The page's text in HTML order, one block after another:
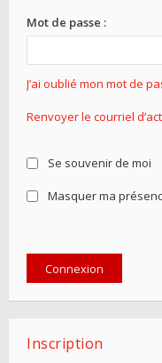
Mot de passe :
J’ai oublié mon mot de
Renvoyer le courriel
Se souvenir de moi
Masquer ma
Inscription